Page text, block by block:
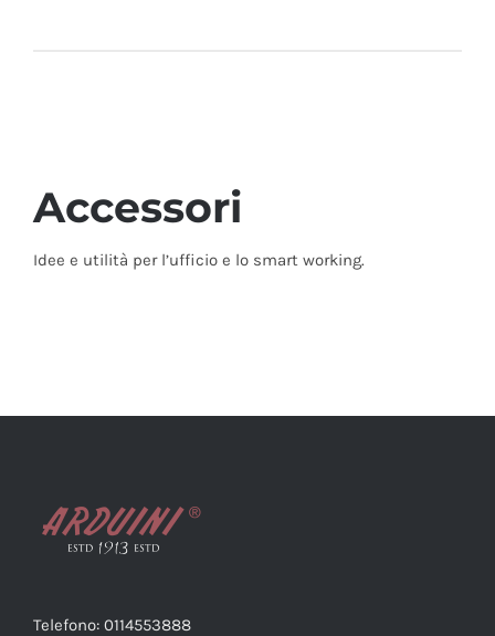
Accessori
Idee e utilità per l’ufficio e lo smart working.
Telefono: 0114553888